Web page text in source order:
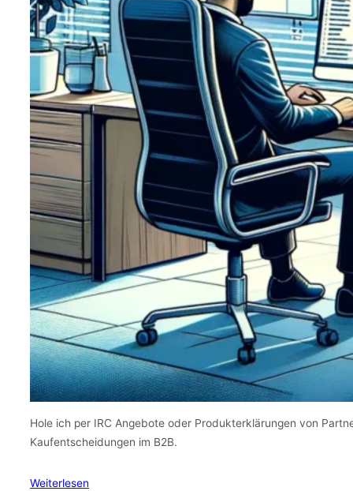
Hole ich per IRC Angebote oder Produkterklärungen von
Kaufentscheidungen im B2B.
Weiterlesen